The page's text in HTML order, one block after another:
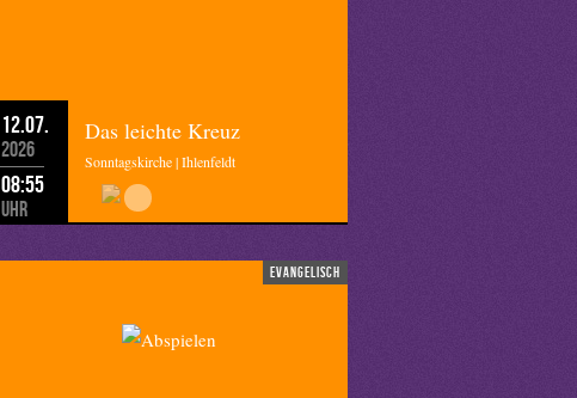
12.07.
2026
08:55
Uhr
Das leichte Kreuz
Sonntagskirche | Ihlenfeldt
evangelisch